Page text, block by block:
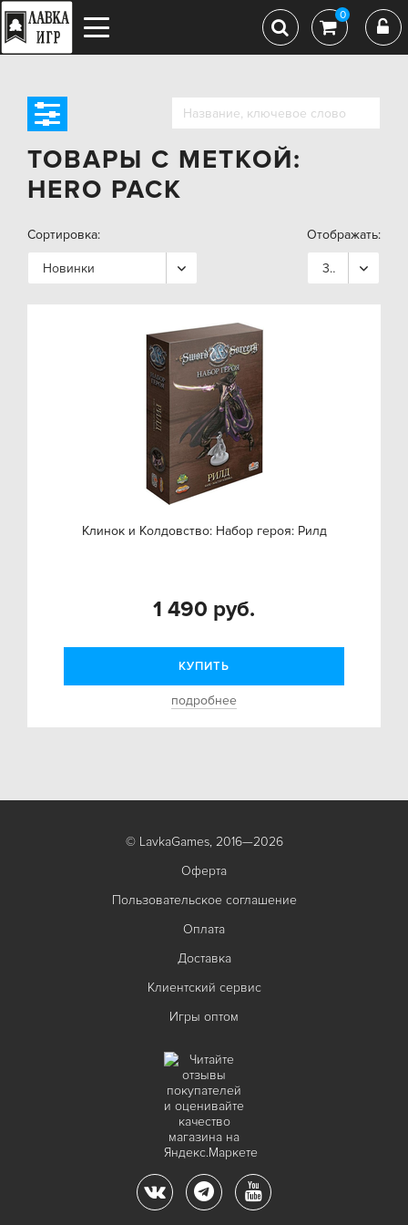
0
ТОВАРЫ С МЕТКОЙ:
HERO PACK
Сортировка:
Новинки
Отображать:
36
Клинок и Колдовство: Набор героя: Рилд
1 490 руб.
КУПИТЬ
подробнее
© LavkaGames, 2016—2026
Оферта
Пользовательское соглашение
Оплата
Доставка
Клиентский сервис
Игры оптом